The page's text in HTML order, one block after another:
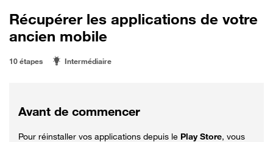
Récupérer les applications de votre
ancien mobile
10 étapes Intermédiaire
Avant de commencer
Pour réinstaller vos applications depuis le Play Store, vous